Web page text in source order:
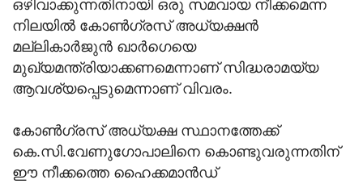
ഒഴിവാക്കുന്നതിനായി ഒരു സമവായ നീക്കമെന്ന
നിലയിൽ കോൺഗ്രസ് അധ്യക്ഷൻ
മല്ലികാർജുൻ ഖാർഗെയെ
മുഖ്യമന്ത്രിയാക്കണമെന്നാണ് സിദ്ധരാമയ്യ
ആവശ്യപ്പെടുമെന്നാണ് വിവരം.
കോൺഗ്രസ് അധ്യക്ഷ സ്ഥാനത്തേക്ക്
കെ.സി.വേണുഗോപാലിനെ കൊണ്ടുവരുന്നതിന്
ഈ നീക്കത്തെ ഹൈക്കമാൻഡ്